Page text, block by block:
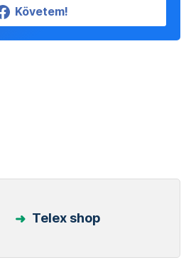
Követem!
Telex shop